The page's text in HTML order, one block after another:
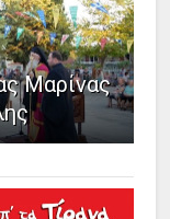
Μαρίνας